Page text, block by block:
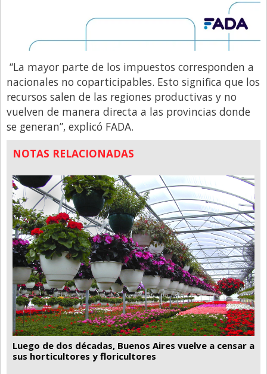
“La mayor parte de los impuestos corresponden a
nacionales no coparticipables. Esto significa que los
recursos salen de las regiones productivas y no
vuelven de manera directa a las provincias donde
se generan”, explicó FADA.
NOTAS RELACIONADAS
Luego de dos décadas, Buenos Aires vuelve a censar a
sus horticultores y floricultores